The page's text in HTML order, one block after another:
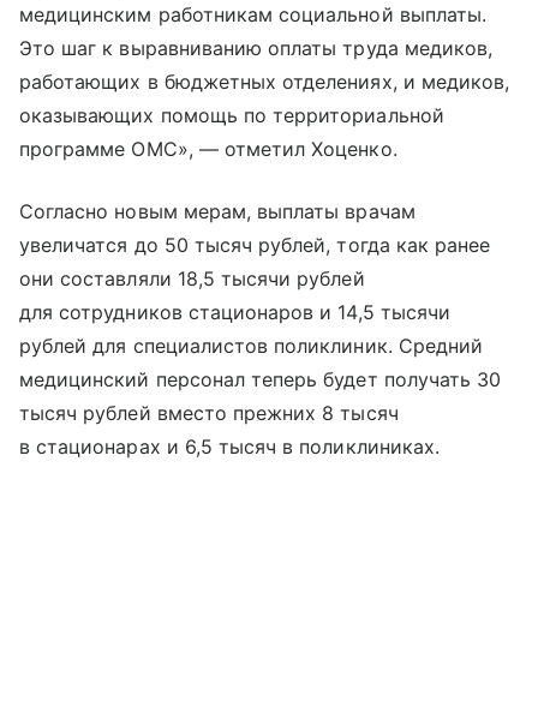
медицинским работникам социальной выплаты.
Это шаг к выравниванию оплаты труда медиков,
работающих в бюджетных отделениях, и медиков,
оказывающих помощь по территориальной
программе ОМС», — отметил Хоценко.
Согласно новым мерам, выплаты врачам
увеличатся до 50 тысяч рублей, тогда как ранее
они составляли 18,5 тысячи рублей
для сотрудников стационаров и 14,5 тысячи
рублей для специалистов поликлиник. Средний
медицинский персонал теперь будет получать 30
тысяч рублей вместо прежних 8 тысяч
в стационарах и 6,5 тысяч в поликлиниках.